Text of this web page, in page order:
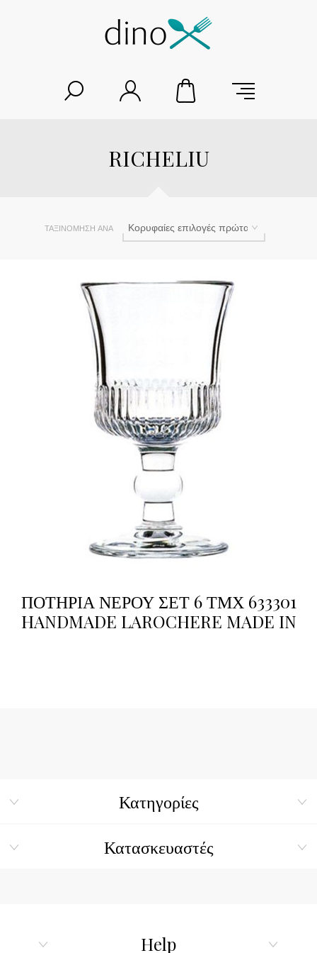
RICHELIU
ΤΑΞΙΝΌΜΗΣΗ ΑΝΆ
ΠΟΤΗΡΙΑ ΝΕΡΟΥ ΣΕΤ 6 ΤΜΧ 633301
HANDMADE LAROCHERE MADE IN
Κατηγορίες
Κατασκευαστές
Help